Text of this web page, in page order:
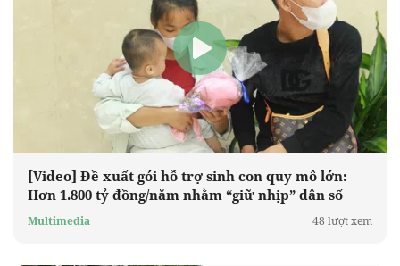
[Video] Đề xuất gói hỗ trợ sinh con quy mô lớn:
Hơn 1.800 tỷ đồng/năm nhằm “giữ nhịp” dân số
Multimedia 48 lượt xem